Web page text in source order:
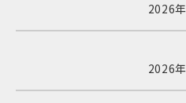
2026
2026